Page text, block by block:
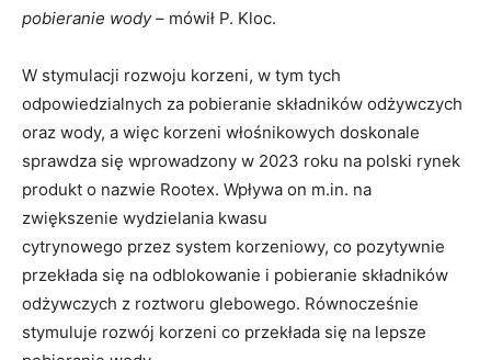
pobieranie wody– mówił P. Kloc.
W stymulacji rozwoju korzeni, w tym tych
odpowiedzialnych za pobieranie składników odżywczych
oraz wody, a więc korzeni włośnikowych doskonale
sprawdza się wprowadzony w 2023 roku na polski rynek
produkt o nazwie Rootex. Wpływa on m.in. na
zwiększenie wydzielania kwasu
cytrynowego przez system korzeniowy, co pozytywnie
przekłada się na odblokowanie i pobieranie składników
odżywczych z roztworu glebowego. Równocześnie
stymuluje rozwój korzeni co przekłada się na lepsze